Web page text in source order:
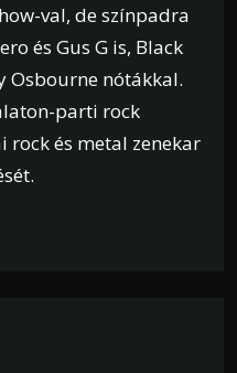
val, de színpadra
és Gus G is, Black
Osbourne nótákkal.
parti rock
rock és metal zenekar